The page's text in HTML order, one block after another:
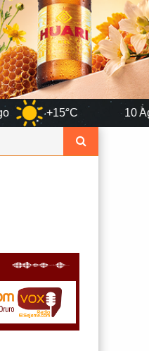
10 Ago